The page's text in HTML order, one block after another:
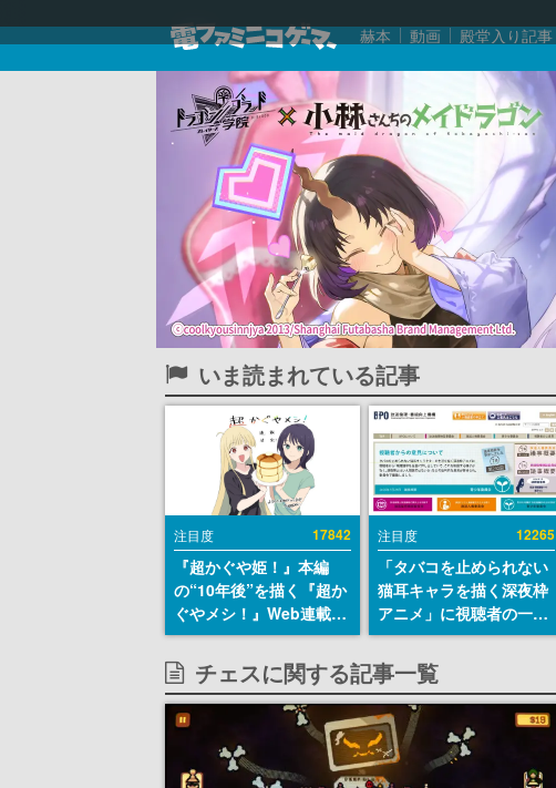
赫本 動画 殿堂入り記事
いま読まれている記事
注目度 17842
『超かぐや姫！』本編
の“10年後”を描く『超か
ぐやメシ！』Web連載決
定。新たなWebマンガレ
ーベル「ビビビコミッ
ク」にて特別話が掲載ス
タート、あのお話には…
まだ続きがある！
注目度 12265
「タバコを止められない
猫耳キャラを描く深夜枠
アニメ」に視聴者の一部
から批判意見。違法薬物
の使用と思しき描写も含
めて、BPOが議論を交わ
す
チェスに関する記事一覧